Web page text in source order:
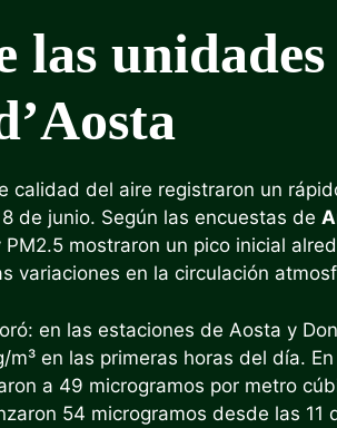
las
calidad del aire registraron un
de junio. Según las encuestas de
mostraron un pico inicial
variaciones en la circulación
en las estaciones de Aosta y
en las primeras horas del día.
a 49 microgramos por metro
54 microgramos desde las 11